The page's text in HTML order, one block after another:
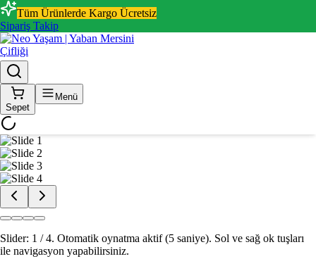
Tüm Ürünlerde Kargo Ücretsiz
Sipariş Takip
Sepet
Menü
Slider: 2 / 4. Otomatik oynatma aktif (5 saniye). Sol ve sağ ok tuşları
ile navigasyon yapabilirsiniz.